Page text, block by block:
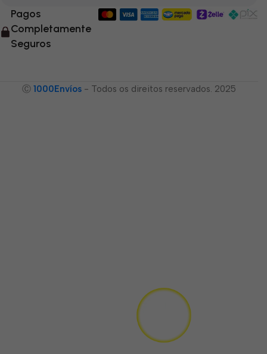
Pagos
Completamente
Seguros
Ⓒ 1000Envíos - Todos os direitos reservados. 2025